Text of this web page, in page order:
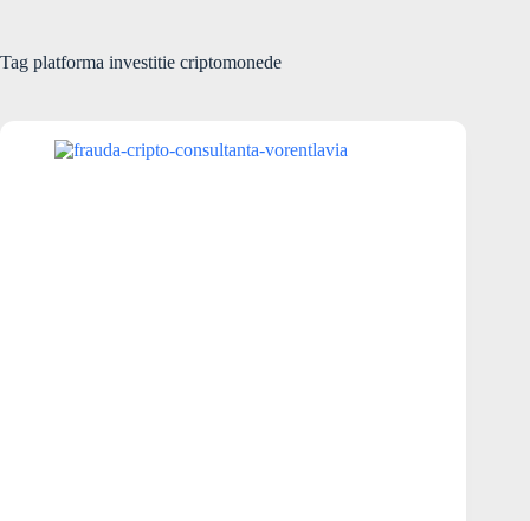
Tag platforma investitie criptomonede